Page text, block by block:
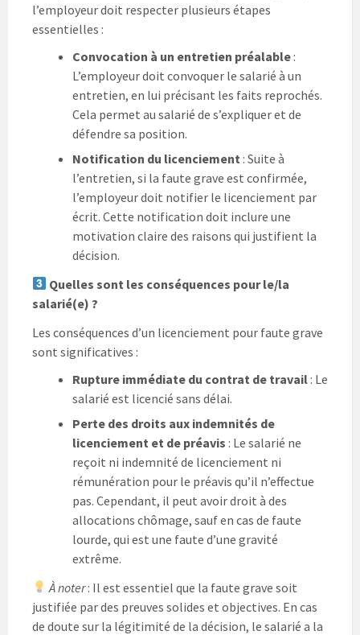
l’employeur doit respecter plusieurs étapes
essentielles :
Convocation à un entretien préalable :
L’employeur doit convoquer le salarié à un
entretien, en lui précisant les faits reprochés.
Cela permet au salarié de s’expliquer et de
défendre sa position.
Notification du licenciement : Suite à
l’entretien, si la faute grave est confirmée,
l’employeur doit notifier le licenciement par
écrit. Cette notification doit inclure une
motivation claire des raisons qui justifient la
décision.
Quelles sont les conséquences pour le/la
salarié(e) ?
Les conséquences d’un licenciement pour faute grave
sont significatives :
Rupture immédiate du contrat de travail : Le
salarié est licencié sans délai.
Perte des droits aux indemnités de
licenciement et de préavis : Le salarié ne
reçoit ni indemnité de licenciement ni
rémunération pour le préavis qu’il n’effectue
pas. Cependant, il peut avoir droit à des
allocations chômage, sauf en cas de faute
lourde, qui est une faute d’une gravité
extrême.
À noter: Il est essentiel que la faute grave soit
justifiée par des preuves solides et objectives. En cas
de doute sur la légitimité de la décision, le salarié a la